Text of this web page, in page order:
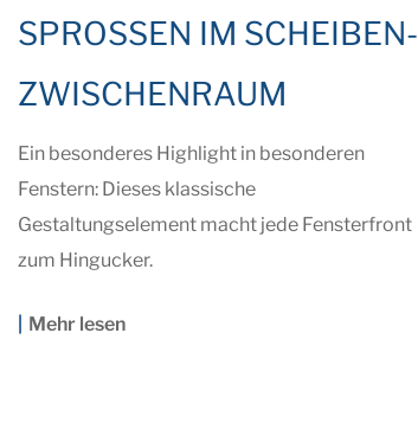
SPROSSEN IM SCHEIBEN­
ZWISCHENRAUM
Ein besonderes Highlight in besonderen
Fenstern: Dieses klassische
Gestaltungselement macht jede Fensterfront
zum Hingucker.
Mehr lesen